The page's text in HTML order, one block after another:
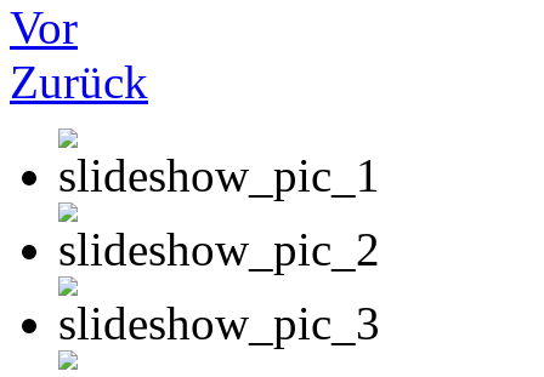
Vor
Zurück